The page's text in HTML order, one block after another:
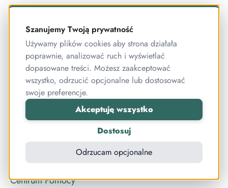
Ta funkcja to prawdziwy kąsek! Umożliwia tworzenie
tzw.okresów testowych,
gdzie możesz zaoferować
tygodniowy dostęp do kursu za np. 1zł. Jeżeli kursant
zdecyduje się na kontynuację kursu, wówczas po
zakończeniu okresu promocyjnego, automatycznie
zostanie mu naliczona standardowa opłata. Gdy
kursant będzie chciał anulować subskrypcję, dokona
tego w swoim panelu kursanta.
To dopiero prawdziwe morze możliwości!
Jak skonfigurować okres testowy?
informacji znajdują się wartykule dostępnym w
Centrum Pomocy
Szanujemy Twoją prywatność
Używamy plików cookies aby strona działała
poprawnie, analizować ruch i wyświetlać
dopasowane treści. Możesz zaakceptować
wszystko, odrzucić opcjonalne lub dostosować
swoje preferencje.
Akceptuję wszystko
Dostosuj
Odrzucam opcjonalne